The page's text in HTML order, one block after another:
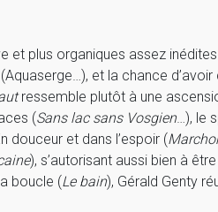
et plus organiques assez
et la chance
ressemble plutôt à une
(Sans lac sans Vosgien…), le
douceur et dans l’espoir (
), s’autorisant aussi bien à
boucle (Le bain), Gérald Genty